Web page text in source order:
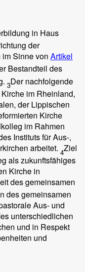
in Haus
der
Sinne von Artikel
Bestandteil des
3Der nachfolgende
im Rheinland,
der Lippischen
Kirche
im Rahmen
Instituts für Aus-,
arbeitet. 4Ziel
als zukunftsfähiges
Kirche in
des gemeinsamen
des gemeinsamen
Aus- und
unterschiedlichen
und in Respekt
und